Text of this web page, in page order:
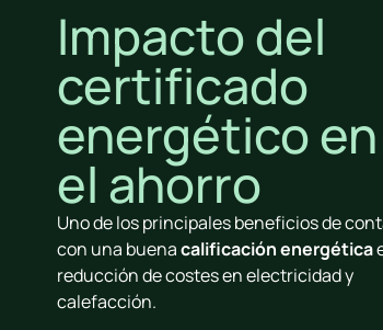
Impacto del
certificado
energético en
el ahorro
Uno de los principales beneficios de
con una buenacalificación energética
reducción de costes en electricidad y
calefacción.